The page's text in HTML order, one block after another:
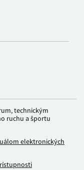
technickým
ruchu a športu
elektronických